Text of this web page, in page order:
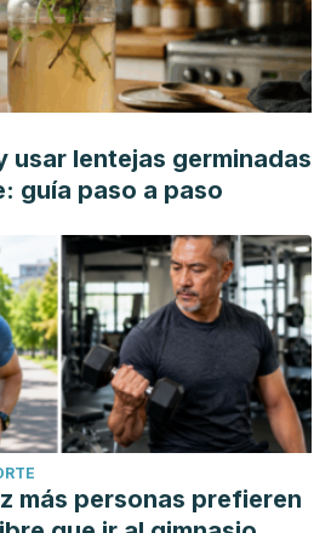
usar lentejas germinadas
guía paso a paso
más personas prefieren